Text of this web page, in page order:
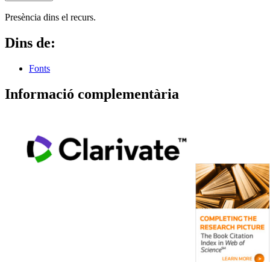
Presència dins el recurs.
Dins de:
Fonts
Informació complementària